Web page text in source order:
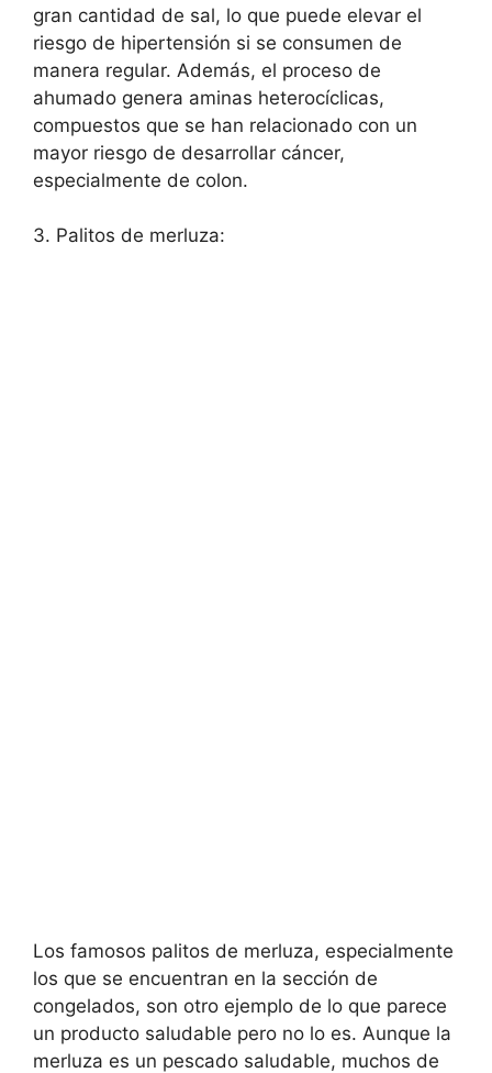
gran cantidad de sal, lo que puede elevar el
riesgo de hipertensión si se consumen de
manera regular. Además, el proceso de
ahumado genera aminas heterocíclicas,
compuestos que se han relacionado con un
mayor riesgo de desarrollar cáncer,
especialmente de colon.
3. Palitos de merluza:
Los famosos palitos de merluza, especialmente
los que se encuentran en la sección de
congelados, son otro ejemplo de lo que parece
un producto saludable pero no lo es. Aunque la
merluza es un pescado saludable, muchos de